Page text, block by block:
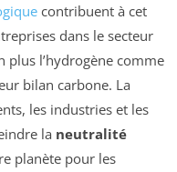
contribuent à cet
dans le secteur
plus l’hydrogène comme
bilan carbone. La
les industries et les
la neutralité
planète pour les